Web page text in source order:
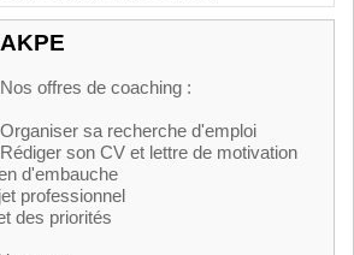
AKPE
Nos offres de coaching :
Organiser sa recherche d'emploi
Rédiger son CV et lettre de motivation
d'embauche
professionnel
des priorités